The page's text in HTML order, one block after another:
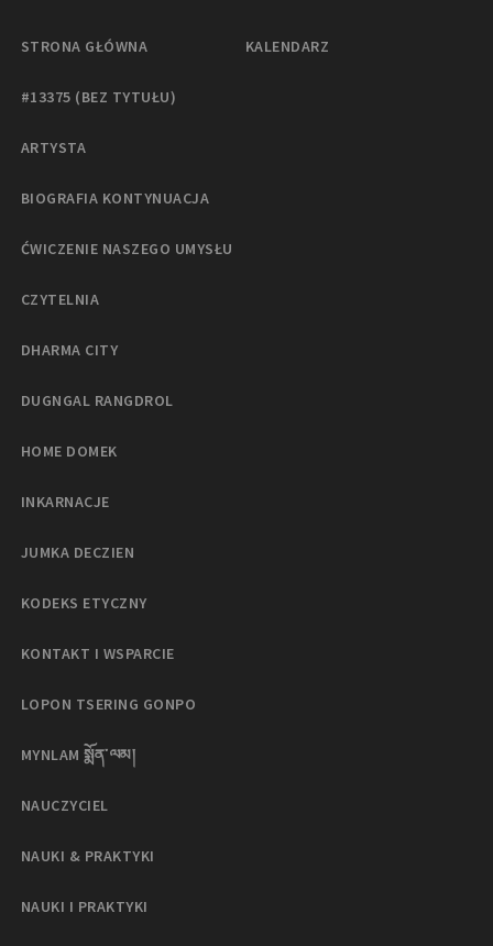
STRONA GŁÓWNA
#13375 (BEZ TYTUŁU)
ARTYSTA
BIOGRAFIA KONTYNUACJA
ĆWICZENIE NASZEGO UMYSŁU
CZYTELNIA
DHARMA CITY
DUGNGAL RANGDROL
HOME DOMEK
INKARNACJE
JUMKA DECZIEN
KODEKS ETYCZNY
KONTAKT I WSPARCIE
LOPON TSERING GONPO
MYNLAM སྨོན་ལམ།
NAUCZYCIEL
NAUKI & PRAKTYKI
NAUKI I PRAKTYKI
KALENDARZ